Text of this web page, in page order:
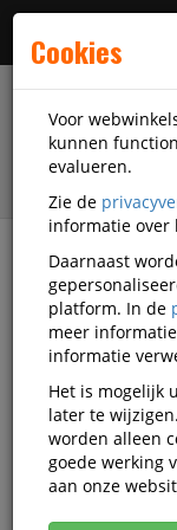
Nieuw
Actief filter:
Cookies
Voor
kunnen
evalueren.
Zie de
informatie over
Daarnaast
platform. In de
meer
informatie
Het is mogelijk
later te
worden alleen
goede werking
aan onze